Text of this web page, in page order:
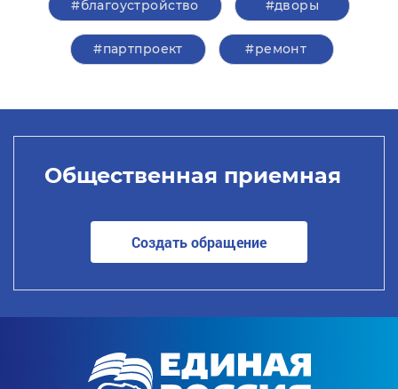
#благоустройство #дворы
#партпроект #ремонт
Общественная приемная
Создать обращение